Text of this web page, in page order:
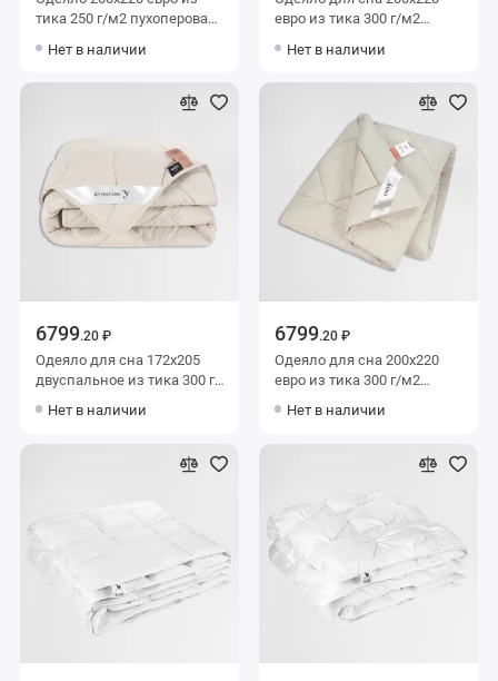
тика 250 г/м2 пухоперовая
Нет в наличии
евро из тика 300 г/м2
силиконизированное
Нет в наличии
6799.20 ₽
Одеяло для сна 172х205
двуспальное из тика 300 г/
силиконизированное
Нет в наличии
6799.20 ₽
Одеяло для сна 200х220
евро из тика 300 г/м2
силиконизированное
Нет в наличии